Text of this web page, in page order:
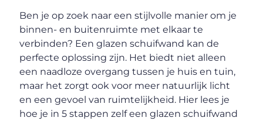
Ben je op zoek naar een stijlvolle manier om je
binnen- en buitenruimte met elkaar te
verbinden? Een glazen schuifwand kan de
perfecte oplossing zijn. Het biedt niet alleen
een naadloze overgang tussen je huis en tuin,
maar het zorgt ook voor meer natuurlijk licht
en een gevoel van ruimtelijkheid. Hier lees je
hoe je in 5 stappen zelf een glazen schuifwand